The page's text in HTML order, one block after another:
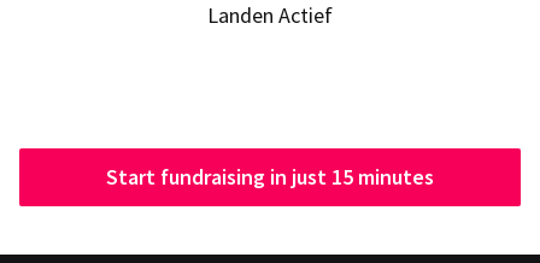
Landen Actief
Start fundraising in just 15 minutes